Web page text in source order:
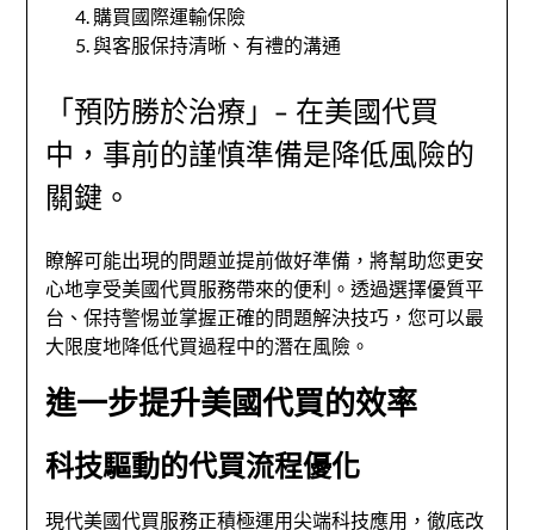
購買國際運輸保險
與客服保持清晰、有禮的溝通
「預防勝於治療」- 在美國代買
中，事前的謹慎準備是降低風險的
關鍵。
瞭解可能出現的問題並提前做好準備，將幫助您更安
心地享受美國代買服務帶來的便利。透過選擇優質平
台、保持警惕並掌握正確的問題解決技巧，您可以最
大限度地降低代買過程中的潛在風險。
進一步提升美國代買的效率
科技驅動的代買流程優化
現代美國代買服務正積極運用尖端科技應用，徹底改